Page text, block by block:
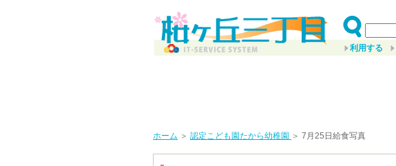
利用する
ホーム ＞ 認定こども園たから幼稚園 ＞ 7月25日給食写真